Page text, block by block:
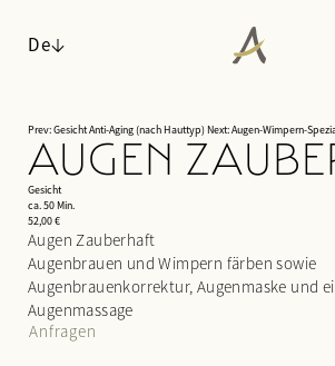
De
ANGERHOF
Philosophie & Geschichte
Panoramalage
Auszeichnungen
Nachhaltigkeit
Impressionen
Karriere
WOHNEN
Zimmer & Suiten
Inklusivleistungen &
Arrangements
Last minute
WALDSPA
Wasserwelt
Saunawelt
Ruheräume
Prev: Gesicht Anti-Aging (nach Hauttyp)Next: Augen-Wimpern-
AUGEN
Gesicht
ca. 50 Min.
52,00 €
Augen Zauberhaft
Augenbrauen und Wimpern färben sowie
Augenbrauenkorrektur, Augenmaske und
Augenmassage
Anfragen